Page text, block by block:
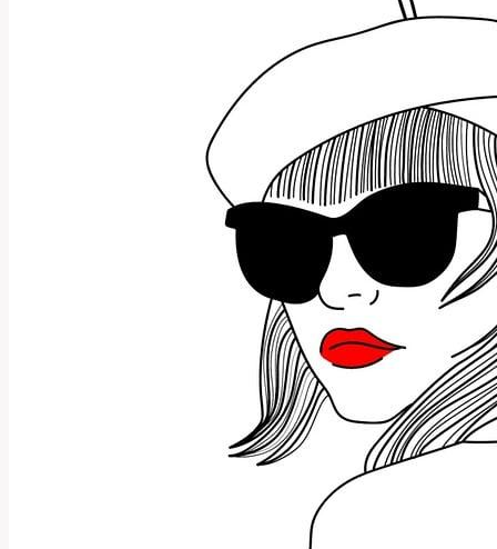
Anglicko-
Českém
Slovníku